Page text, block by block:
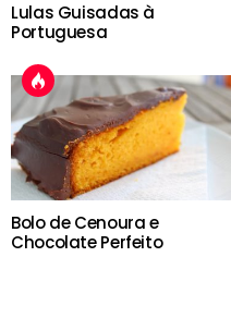
Lulas Guisadas à
Portuguesa
Bolo de Cenoura e
Chocolate Perfeito